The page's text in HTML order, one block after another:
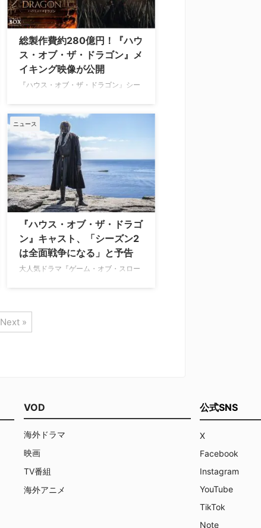
米HBOは、『ゲーム・オブ・スローン
ズ』でも幾度となく言及され、小説シ
リーズにも登場している征服王エイゴ
ン一世、エイゴン・ターガリエンを軸
にしたスピンオフドラマ企画を前進さ
せることに熱心なのだという。 小説シ
リーズでエイゴン一世 …
総製作費約280億円！『ハウ
ス・オブ・ザ・ドラゴン』メ
イキング映像が公開
『ハウス・オブ・ザ・ドラゴン』シー
ート・ボックスの発売とDVDレンタル
が開始する。さらに【初回限定生産】
4K ULTRA HDコンプリート・ボックス
スチールブック仕様も同日に発売。各
コンプリート・ボックスに収録される
約70分の特典映像の中から、『ゲー
ム・オブ・スローンズ』『ハウス・オ
ブ・ザ・ドラゴン』の舞台である“七王
ある、「赤の王城」通称レッド・キー
プでの撮影の裏側に迫ったレア映像が
到着！ …
ニュース
『ハウス・オブ・ザ・ドラゴ
ン』キャスト、「シーズン2
は全面戦争になる」と予告
大人気ドラマ『ゲーム・オブ・スロー
リーズ。シーズン1の最終話は、ター
装派と、ハイタワー家の翠装派が真 …
Next »
VOD
海外ドラマ
映画
TV番組
海外アニメ
公式SNS
X
Facebook
Instagram
YouTube
TikTok
Note